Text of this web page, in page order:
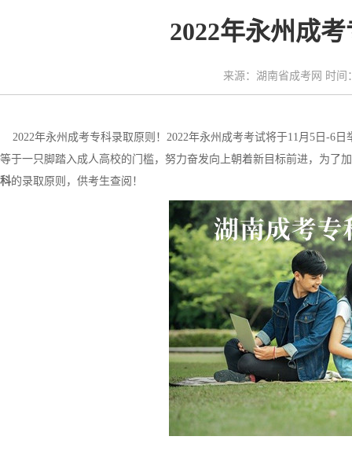
2022年永州成
来源：湖南省成考网 时间
2022年永州成考专科录取原则！2022年永州成考考试将于11月5日-6
等于一只脚踏入成人高校的门槛，努力奋发向上朝着新目标前进，为了
科的录取原则，供考生查阅！